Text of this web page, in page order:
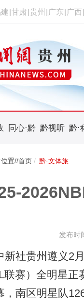
甘肃 贵州 广东 广西
同心·黔 黔视听 黔·
置//首页 黔·文体旅
发布时
贵州遵义2月
联赛）全明星
，南区明星队